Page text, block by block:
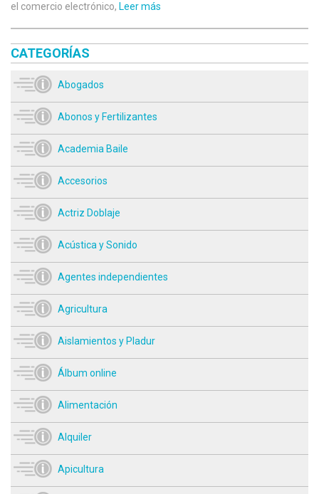
el comercio electrónico, Leer más
CATEGORÍAS
Abogados
Abonos y Fertilizantes
Academia Baile
Accesorios
Actriz Doblaje
Acústica y Sonido
Agentes independientes
Agricultura
Aislamientos y Pladur
Álbum online
Alimentación
Alquiler
Apicultura